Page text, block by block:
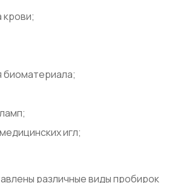
крови;
биоматериала;
игл;
различные виды пробирок